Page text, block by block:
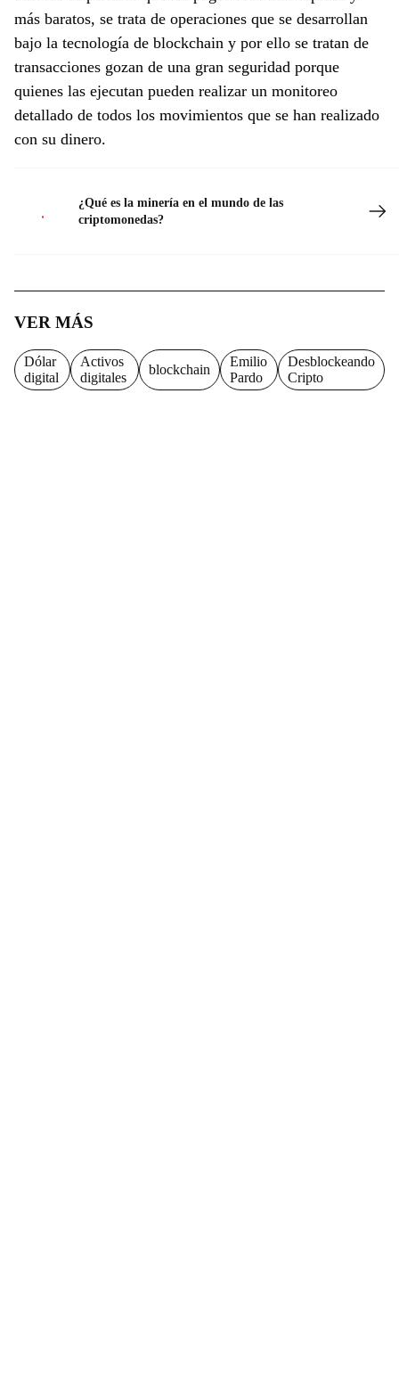
más baratos, se trata de operaciones que se desarrollan
bajo la tecnología de blockchain y por ello se tratan de
transacciones gozan de una gran seguridad porque
quienes las ejecutan pueden realizar un monitoreo
detallado de todos los movimientos que se han realizado
con su dinero.
¿Qué es la minería en el mundo de las
criptomonedas?
VER MÁS
Dólar
digital
Activos
digitales
blockchain
Emilio
Pardo
Desblockeando
Cripto